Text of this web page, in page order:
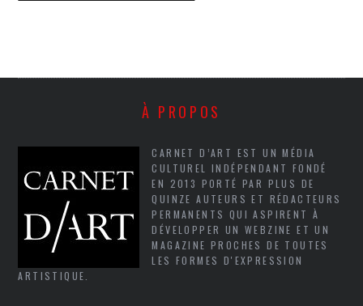
À PROPOS
CARNET D’ART EST UN MÉDIA
CULTUREL INDÉPENDANT FONDÉ
EN 2013 PORTÉ PAR PLUS DE
QUINZE AUTEURS ET RÉDACTEURS
PERMANENTS QUI ASPIRENT À
DÉVELOPPER UN WEBZINE ET UN
MAGAZINE PROCHES DE TOUTES
LES FORMES D'EXPRESSION
ARTISTIQUE.